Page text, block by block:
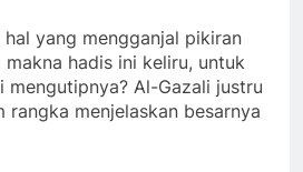
yang mengganjal pikiran
makna hadis ini keliru, untuk
mengutipnya? Al-Gazali justru
rangka menjelaskan besarnya